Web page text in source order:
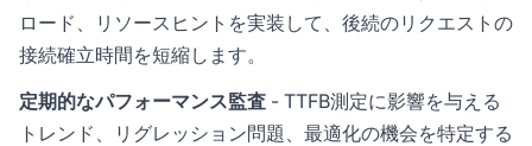
ロード、リソースヒントを実装して、後続のリクエストの
接続確立時間を短縮します。
定期的なパフォーマンス監査 - TTFB測定に影響を与える
トレンド、リグレッション問題、最適化の機会を特定する